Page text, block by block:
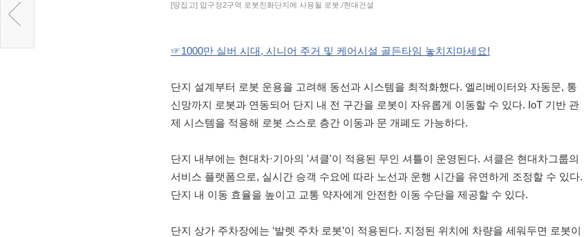
[땅집고] 압구정2구역 로봇친화단지에 사용될 로봇./현대건설
☞1000만 실버 시대, 시니어 주거 및 케어시설 골든타임 놓치지마세요!
단지 설계부터 로봇 운용을 고려해 동선과 시스템을 최적화했다. 엘리베이터와 자동문, 통
신망까지 로봇과 연동되어 단지 내 전 구간을 로봇이 자유롭게 이동할 수 있다. IoT 기반 관
제 시스템을 적용해 로봇 스스로 층간 이동과 문 개폐도 가능하다.
단지 내부에는 현대차·기아의 '셔클'이 적용된 무인 셔틀이 운영된다. 셔클은 현대차그룹의
서비스 플랫폼으로, 실시간 승객 수요에 따라 노선과 운행 시간을 유연하게 조정할 수 있다.
단지 내 이동 효율을 높이고 교통 약자에게 안전한 이동 수단을 제공할 수 있다.
단지 상가 주차장에는 ‘발렛 주차 로봇’이 적용된다. 지정된 위치에 차량을 세워두면 로봇이